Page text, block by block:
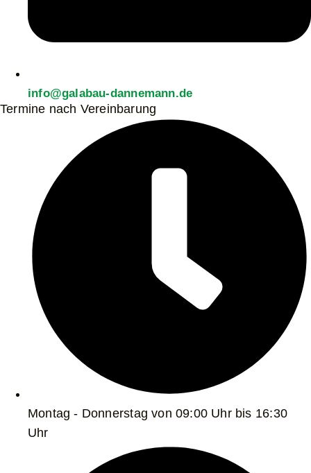
info@galabau-dannemann.de
Termine nach Vereinbarung
Montag - Donnerstag von 09:00 Uhr bis 16:30
Uhr